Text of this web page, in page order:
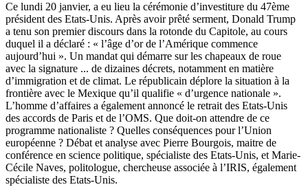
Ce lundi 20 janvier, a eu lieu la cérémonie d’investiture du 47ème
président des Etats-Unis. Après avoir prêté serment, Donald Trump
a tenu son premier discours dans la rotonde du Capitole, au cours
duquel il a déclaré : « l’âge d’or de l’Amérique commence
aujourd’hui ». Un mandat qui démarre sur les chapeaux de roue
avec la signature ... de dizaines décrets, notamment en matière
d’immigration et de climat. Le républicain déplore la situation à la
frontière avec le Mexique qu’il qualifie « d’urgence nationale ».
L’homme d’affaires a également annoncé le retrait des Etats-Unis
des accords de Paris et de l’OMS. Que doit-on attendre de ce
programme nationaliste ? Quelles conséquences pour l’Union
européenne ? Débat et analyse avec Pierre Bourgois, maitre de
conférence en science politique, spécialiste des Etats-Unis, et Marie-
Cécile Naves, politologue, chercheuse associée à l’IRIS, également
spécialiste des Etats-Unis.